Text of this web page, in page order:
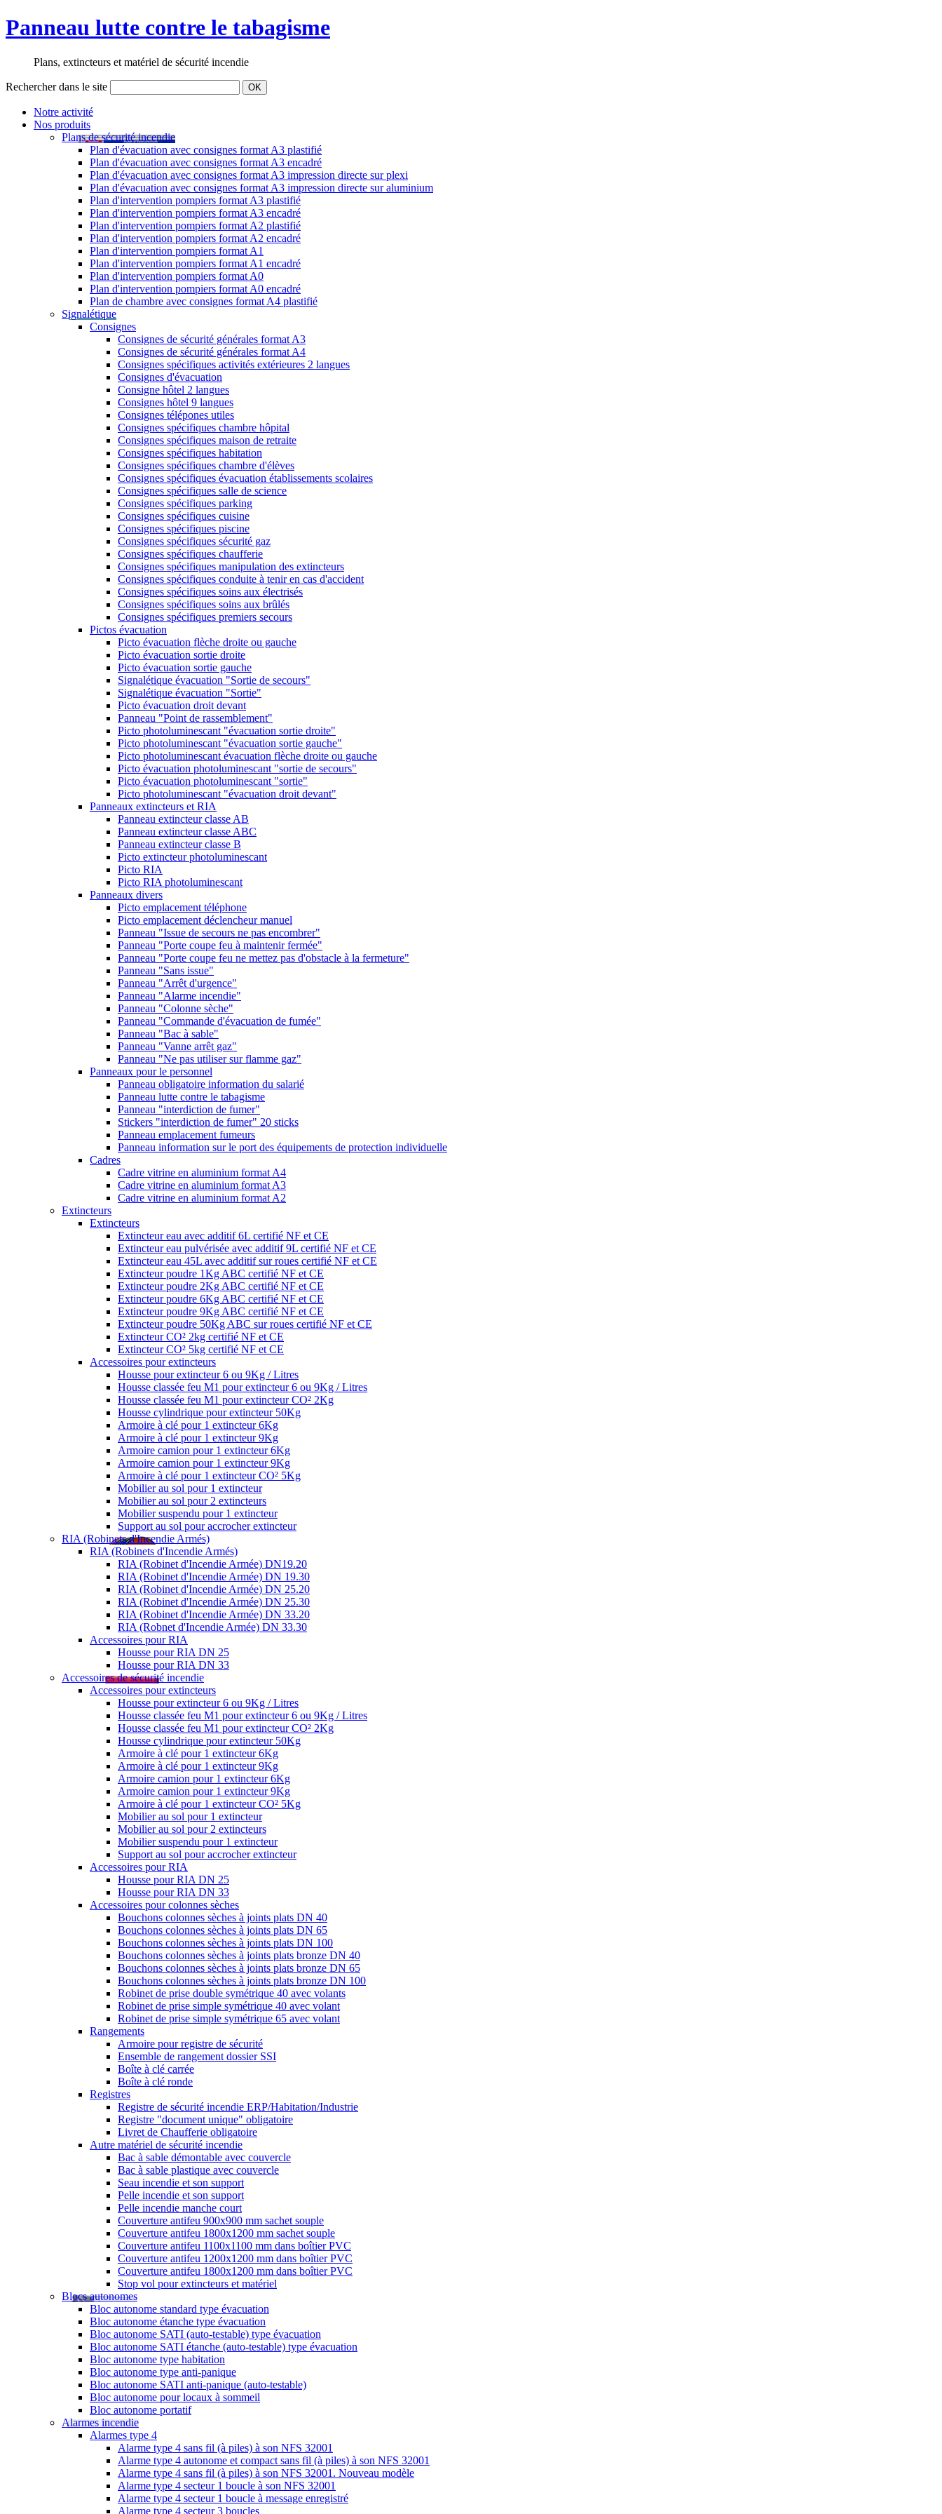
Panneau lutte contre le tabagisme
Plans, extincteurs et matériel de sécurité incendie
Rechercher dans le site OK
Notre activité
Nos produits
Plans de sécurité incendie
Plan d'évacuation avec consignes format A3 plastifié
Plan d'évacuation avec consignes format A3 encadré
Plan d'évacuation avec consignes format A3 impression directe sur plexi
Plan d'évacuation avec consignes format A3 impression directe sur aluminium
Plan d'intervention pompiers format A3 plastifié
Plan d'intervention pompiers format A3 encadré
Plan d'intervention pompiers format A2 plastifié
Plan d'intervention pompiers format A2 encadré
Plan d'intervention pompiers format A1
Plan d'intervention pompiers format A1 encadré
Plan d'intervention pompiers format A0
Plan d'intervention pompiers format A0 encadré
Plan de chambre avec consignes format A4 plastifié
Signalétique
Consignes
Consignes de sécurité générales format A3
Consignes de sécurité générales format A4
Consignes spécifiques activités extérieures 2 langues
Consignes d'évacuation
Consigne hôtel 2 langues
Consignes hôtel 9 langues
Consignes télépones utiles
Consignes spécifiques chambre hôpital
Consignes spécifiques maison de retraite
Consignes spécifiques habitation
Consignes spécifiques chambre d'élèves
Consignes spécifiques évacuation établissements scolaires
Consignes spécifiques salle de science
Consignes spécifiques parking
Consignes spécifiques cuisine
Consignes spécifiques piscine
Consignes spécifiques sécurité gaz
Consignes spécifiques chaufferie
Consignes spécifiques manipulation des extincteurs
Consignes spécifiques conduite à tenir en cas d'accident
Consignes spécifiques soins aux électrisés
Consignes spécifiques soins aux brûlés
Consignes spécifiques premiers secours
Pictos évacuation
Picto évacuation flèche droite ou gauche
Picto évacuation sortie droite
Picto évacuation sortie gauche
Signalétique évacuation "Sortie de secours"
Signalétique évacuation "Sortie"
Picto évacuation droit devant
Panneau "Point de rassemblement"
Picto photoluminescant "évacuation sortie droite"
Picto photoluminescant "évacuation sortie gauche"
Picto photoluminescant évacuation flèche droite ou gauche
Picto évacuation photoluminescant "sortie de secours"
Picto évacuation photoluminescant "sortie"
Picto photoluminescant "évacuation droit devant"
Panneaux extincteurs et RIA
Panneau extincteur classe AB
Panneau extincteur classe ABC
Panneau extincteur classe B
Picto extincteur photoluminescant
Picto RIA
Picto RIA photoluminescant
Panneaux divers
Picto emplacement téléphone
Picto emplacement déclencheur manuel
Panneau "Issue de secours ne pas encombrer"
Panneau "Porte coupe feu à maintenir fermée"
Panneau "Porte coupe feu ne mettez pas d'obstacle à la fermeture"
Panneau "Sans issue"
Panneau "Arrêt d'urgence"
Panneau "Alarme incendie"
Panneau "Colonne sèche"
Panneau "Commande d'évacuation de fumée"
Panneau "Bac à sable"
Panneau "Vanne arrêt gaz"
Panneau "Ne pas utiliser sur flamme gaz"
Panneaux pour le personnel
Panneau obligatoire information du salarié
Panneau lutte contre le tabagisme
Panneau "interdiction de fumer"
Stickers "interdiction de fumer" 20 sticks
Panneau emplacement fumeurs
Panneau information sur le port des équipements de protection individuelle
Cadres
Cadre vitrine en aluminium format A4
Cadre vitrine en aluminium format A3
Cadre vitrine en aluminium format A2
Extincteurs
Extincteurs
Extincteur eau avec additif 6L certifié NF et CE
Extincteur eau pulvérisée avec additif 9L certifié NF et CE
Extincteur eau 45L avec additif sur roues certifié NF et CE
Extincteur poudre 1Kg ABC certifié NF et CE
Extincteur poudre 2Kg ABC certifié NF et CE
Extincteur poudre 6Kg ABC certifié NF et CE
Extincteur poudre 9Kg ABC certifié NF et CE
Extincteur poudre 50Kg ABC sur roues certifié NF et CE
Extincteur CO² 2kg certifié NF et CE
Extincteur CO² 5kg certifié NF et CE
Accessoires pour extincteurs
Housse pour extincteur 6 ou 9Kg / Litres
Housse classée feu M1 pour extincteur 6 ou 9Kg / Litres
Housse classée feu M1 pour extincteur CO² 2Kg
Housse cylindrique pour extincteur 50Kg
Armoire à clé pour 1 extincteur 6Kg
Armoire à clé pour 1 extincteur 9Kg
Armoire camion pour 1 extincteur 6Kg
Armoire camion pour 1 extincteur 9Kg
Armoire à clé pour 1 extincteur CO² 5Kg
Mobilier au sol pour 1 extincteur
Mobilier au sol pour 2 extincteurs
Mobilier suspendu pour 1 extincteur
Support au sol pour accrocher extincteur
RIA (Robinets d'Incendie Armés)
RIA (Robinets d'Incendie Armés)
RIA (Robinet d'Incendie Armée) DN19.20
RIA (Robinet d'Incendie Armée) DN 19.30
RIA (Robinet d'Incendie Armée) DN 25.20
RIA (Robinet d'Incendie Armée) DN 25.30
RIA (Robinet d'Incendie Armée) DN 33.20
RIA (Robnet d'Incendie Armée) DN 33.30
Accessoires pour RIA
Housse pour RIA DN 25
Housse pour RIA DN 33
Accessoires de sécurité incendie
Accessoires pour extincteurs
Housse pour extincteur 6 ou 9Kg / Litres
Housse classée feu M1 pour extincteur 6 ou 9Kg / Litres
Housse classée feu M1 pour extincteur CO² 2Kg
Housse cylindrique pour extincteur 50Kg
Armoire à clé pour 1 extincteur 6Kg
Armoire à clé pour 1 extincteur 9Kg
Armoire camion pour 1 extincteur 6Kg
Armoire camion pour 1 extincteur 9Kg
Armoire à clé pour 1 extincteur CO² 5Kg
Mobilier au sol pour 1 extincteur
Mobilier au sol pour 2 extincteurs
Mobilier suspendu pour 1 extincteur
Support au sol pour accrocher extincteur
Accessoires pour RIA
Housse pour RIA DN 25
Housse pour RIA DN 33
Accessoires pour colonnes sèches
Bouchons colonnes sèches à joints plats DN 40
Bouchons colonnes sèches à joints plats DN 65
Bouchons colonnes sèches à joints plats DN 100
Bouchons colonnes sèches à joints plats bronze DN 40
Bouchons colonnes sèches à joints plats bronze DN 65
Bouchons colonnes sèches à joints plats bronze DN 100
Robinet de prise double symétrique 40 avec volants
Robinet de prise simple symétrique 40 avec volant
Robinet de prise simple symétrique 65 avec volant
Rangements
Armoire pour registre de sécurité
Ensemble de rangement dossier SSI
Boîte à clé carrée
Boîte à clé ronde
Registres
Registre de sécurité incendie ERP/Habitation/Industrie
Registre "document unique" obligatoire
Livret de Chaufferie obligatoire
Autre matériel de sécurité incendie
Bac à sable démontable avec couvercle
Bac à sable plastique avec couvercle
Seau incendie et son support
Pelle incendie et son support
Pelle incendie manche court
Couverture antifeu 900x900 mm sachet souple
Couverture antifeu 1800x1200 mm sachet souple
Couverture antifeu 1100x1100 mm dans boîtier PVC
Couverture antifeu 1200x1200 mm dans boîtier PVC
Couverture antifeu 1800x1200 mm dans boîtier PVC
Stop vol pour extincteurs et matériel
Blocs autonomes
Bloc autonome standard type évacuation
Bloc autonome étanche type évacuation
Bloc autonome SATI (auto-testable) type évacuation
Bloc autonome SATI étanche (auto-testable) type évacuation
Bloc autonome type habitation
Bloc autonome type anti-panique
Bloc autonome SATI anti-panique (auto-testable)
Bloc autonome pour locaux à sommeil
Bloc autonome portatif
Alarmes incendie
Alarmes type 4
Alarme type 4 sans fil (à piles) à son NFS 32001
Alarme type 4 autonome et compact sans fil (à piles) à son NFS 32001
Alarme type 4 sans fil (à piles) à son NFS 32001. Nouveau modèle
Alarme type 4 secteur 1 boucle à son NFS 32001
Alarme type 4 secteur 1 boucle à message enregistré
Alarme type 4 secteur 3 boucles